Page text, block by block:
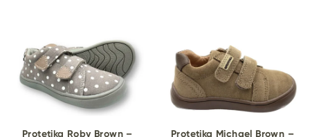
Protetika Roby Brown – Protetika Michael Brown –